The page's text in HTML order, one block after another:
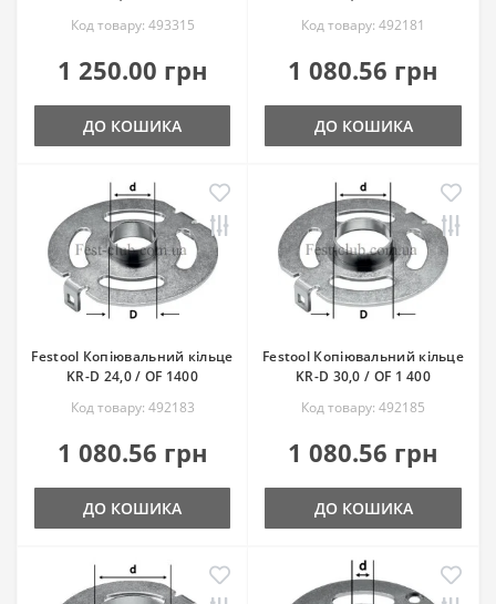
Код товару: 493315
1 250.00 грн
ДО КОШИКА
Код товару: 492181
1 080.56 грн
ДО КОШИКА
Festool Копіювальний кільце
KR-D 24,0 / OF 1400
Код товару: 492183
1 080.56 грн
ДО КОШИКА
Festool Копіювальний кільце
KR-D 30,0 / OF 1 400
Код товару: 492185
1 080.56 грн
ДО КОШИКА